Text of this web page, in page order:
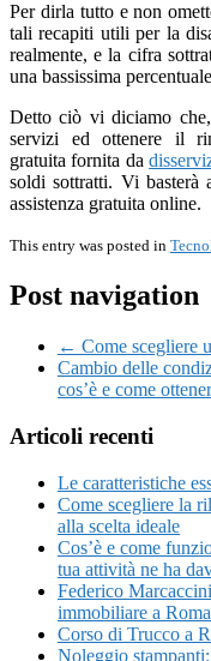
Per dirla tutto e non
tali recapiti utili per la
realmente, e la cifra
una bassissima
Detto ciò vi diciamo
servizi ed ottenere il
gratuita fornita da
soldi sottratti. Vi basterà
assistenza gratuita online.
This entry was posted in
Post navigation
← Come scegliere
Cambio delle
cos’è e come
Articoli recenti
Le caratteristiche
Come scegliere la
alla scelta ideale
Cos’è e come
tua attività ne ha
Federico
immobiliare a
Corso di Trucco a
Noleggio